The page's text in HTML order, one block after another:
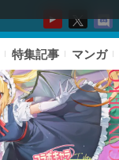
特集記事 マンガ